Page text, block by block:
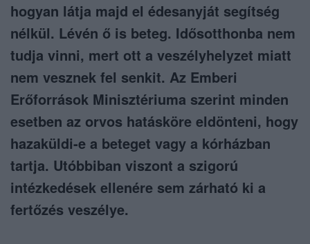
hogyan látja majd el édesanyját segítség
nélkül. Lévén ő is beteg. Idősotthonba nem
tudja vinni, mert ott a veszélyhelyzet miatt
nem vesznek fel senkit. Az Emberi
Erőforrások Minisztériuma szerint minden
esetben az orvos hatásköre eldönteni, hogy
hazaküldi-e a beteget vagy a kórházban
tartja. Utóbbiban viszont a szigorú
intézkedések ellenére sem zárható ki a
fertőzés veszélye.